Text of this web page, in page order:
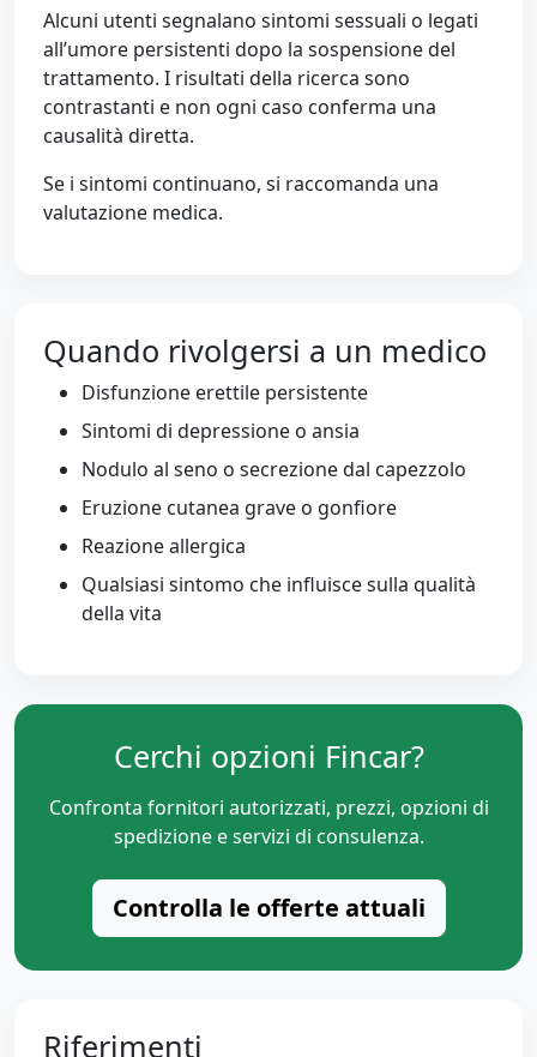
Alcuni utenti segnalano sintomi sessuali o legati
all’umore persistenti dopo la sospensione del
trattamento. I risultati della ricerca sono
contrastanti e non ogni caso conferma una
causalità diretta.
Se i sintomi continuano, si raccomanda una
valutazione medica.
Quando rivolgersi a un medico
Disfunzione erettile persistente
Sintomi di depressione o ansia
Nodulo al seno o secrezione dal capezzolo
Eruzione cutanea grave o gonfiore
Reazione allergica
Qualsiasi sintomo che influisce sulla qualità
della vita
Cerchi opzioni Fincar?
Confronta fornitori autorizzati, prezzi, opzioni di
spedizione e servizi di consulenza.
Controlla le offerte attuali
Riferimenti